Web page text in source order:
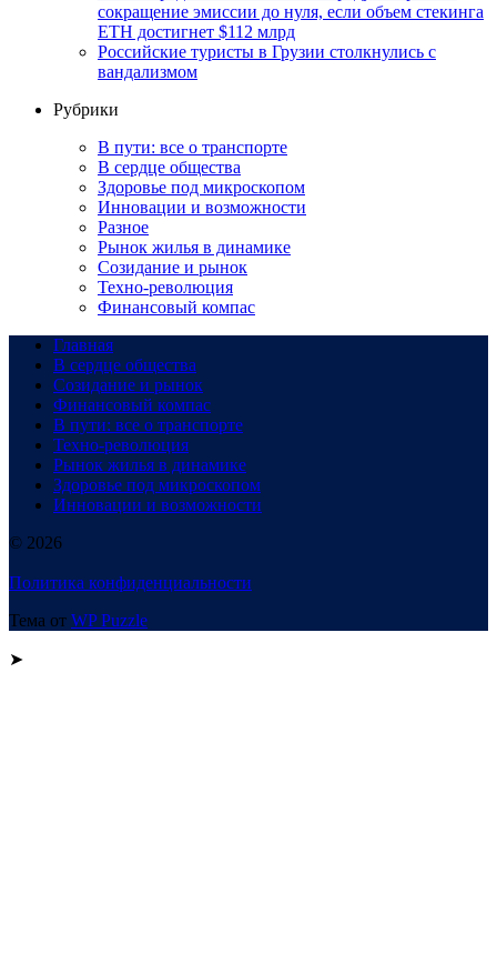
сокращение эмиссии до нуля, если объем стекинга
ETH достигнет $112 млрд
Российские туристы в Грузии столкнулись с
вандализмом
Рубрики
В пути: все о транспорте
В сердце общества
Здоровье под микроскопом
Инновации и возможности
Разное
Рынок жилья в динамике
Созидание и рынок
Техно-революция
Финансовый компас
Главная
В сердце общества
Созидание и рынок
Финансовый компас
В пути: все о транспорте
Техно-революция
Рынок жилья в динамике
Здоровье под микроскопом
Инновации и возможности
© 2026
Политика конфиденциальности
Тема от WP Puzzle
➤